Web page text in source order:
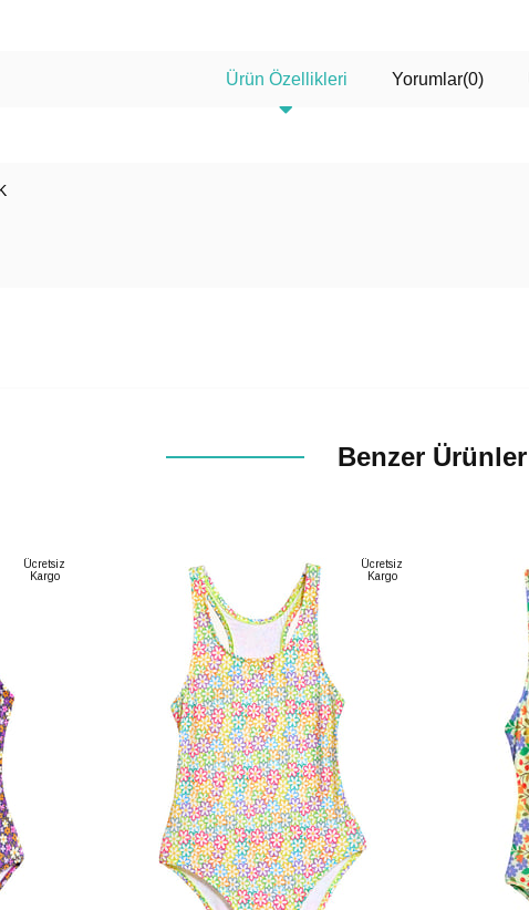
Ürün Özellikleri Yorumlar(0)
Benzer Ürünler
Ücretsiz
Kargo
Ücretsiz
Kargo